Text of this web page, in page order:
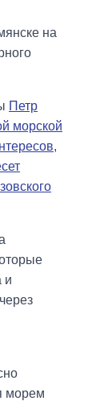
на
Петр
морской
и
морем